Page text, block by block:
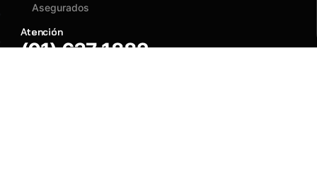
Asegurados
Atención
(01) 637 1882